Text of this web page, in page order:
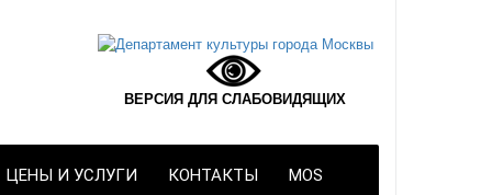
ВЕРСИЯ ДЛЯ СЛАБОВИДЯЩИХ
ЦЕНЫ И УСЛУГИ КОНТАКТЫ MOS